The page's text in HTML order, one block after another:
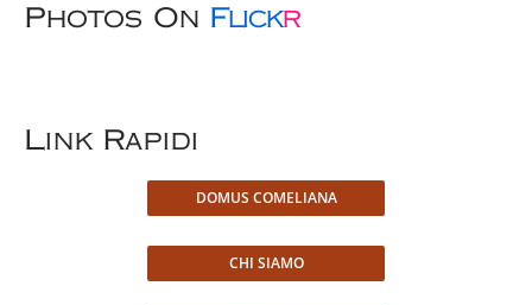
Photos On FlickR
Link Rapidi
DOMUS COMELIANA
CHI SIAMO